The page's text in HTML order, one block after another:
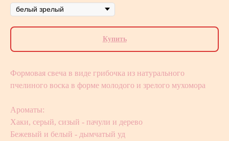
Купить
Формовая свеча в виде грибочка из натурального
пчелиного воска в форме молодого и зрелого мухомора
Ароматы:
Хаки, серый, сизый - пачули и дерево
Бежевый и белый - дымчатый уд